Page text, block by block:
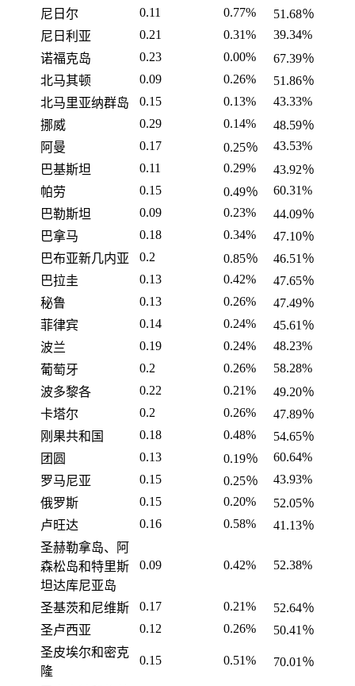
尼日尔
0.11 0.77%
51.68％
尼日利亚
0.21 0.31%
39.34%
诺福克岛
0.23 0.00%
67.39％
北马其顿
0.09 0.26%
51.86％
北马里亚纳群岛
0.15 0.13%
43.33%
挪威
0.29 0.14%
48.59％
阿曼
0.17 0.25％
43.53%
巴基斯坦
0.11 0.29%
43.92％
帕劳
0.15 0.49％
60.31%
巴勒斯坦
0.09 0.23%
44.09％
巴拿马
0.18 0.34%
47.10％
巴布亚新几内亚
0.2 0.85％
46.51％
巴拉圭
0.13 0.42%
47.65％
秘鲁
0.13 0.26%
47.49％
菲律宾
0.14 0.24%
45.61％
波兰
0.19 0.24%
48.23%
葡萄牙
0.2 0.26%
58.28%
波多黎各
0.22 0.21%
49.20％
卡塔尔
0.2 0.26%
47.89％
刚果共和国
0.18 0.48%
54.65％
团圆
0.13 0.19％
60.64%
罗马尼亚
0.15 0.25％
43.93%
俄罗斯
0.15 0.20%
52.05％
卢旺达
0.16 0.58%
41.13％
圣赫勒拿岛、阿
森松岛和特里斯
坦达库尼亚岛
0.09 0.42% 52.38%
圣基茨和尼维斯 0.17 0.21%
52.64％
圣卢西亚
0.12 0.26%
50.41％
圣皮埃尔和密克
隆
0.15 0.51% 70.01％